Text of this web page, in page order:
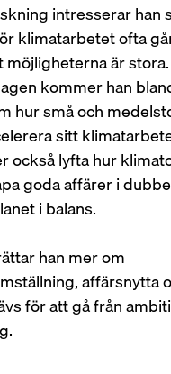
intresserar han
klimatarbetet ofta
möjligheterna är
kommer han
hur små och
sitt
också lyfta hur
goda affärer i
i balans.
han mer om
affärsnytta
för att gå från